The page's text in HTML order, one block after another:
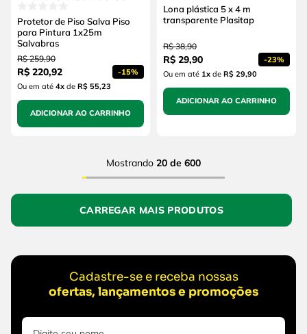
Protetor de Piso Salva Piso
para Pintura 1x25m
Salvabras
R$ 259,90
R$ 220,92 -15%
Ou em até 4xde R$ 55,23
ADICIONAR AO CARRINHO
Lona plástica 5 x 4 m
transparente Plasitap
R$ 38,90
R$ 29,90 -23%
Ou em até 1xde R$ 29,90
ADICIONAR AO CARRINHO
Mostrando 20 de 600
Cadastre-se e receba nossas
ofertas, lançamentos e promoções